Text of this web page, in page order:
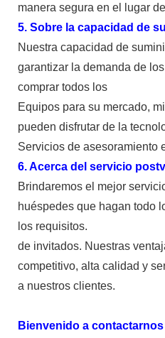
manera segura en el lugar
5. Sobre la capacidad de
Nuestra capacidad de
garantizar la demanda de
comprar todos los
Equipos para su mercado,
pueden disfrutar de la
Servicios de asesoramiento
6. Acerca del servicio
Brindaremos el mejor
huéspedes que hagan todo
los requisitos.
de invitados. Nuestras
competitivo, alta calidad y
a nuestros clientes.
Bienvenido a